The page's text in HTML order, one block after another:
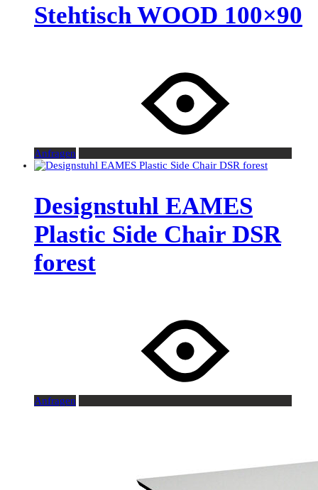
Stehtisch WOOD 100×90
Anfragen
Designstuhl EAMES
Plastic Side Chair DSR
forest
Anfragen